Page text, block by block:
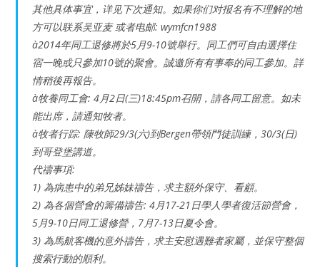
其他具体事宜，详见下次通知。如果你们对报名有不理解的地
方可以联系吴亚麦 或者电邮: wymfcn1988
à2014年同工退修將於5月9-10號舉行。同工們可自由選擇住
宿一晚或只參加10號的聚會。誠邀所有有事奉的同工參加。詳
情稍後再報告。
à牧養同工會: 4月2日(三)18:45pm召開，請各同工留意。如未
能出席，請通知牧者。
à牧者行踪: 陳牧師29/3(六)到Bergen帶領門徒訓練，30/3(日)
到哥登堡講道。
代禱事項:
1) 為病患中的弟兄姊妹禱告，求主額外保守、看顧。
2) 為各個營會的籌備禱告: 4月17-21日學人學者復活節營會，
5月9-10日同工退修營，7月7-13日夏令會。
3) 為馬航客機的意外禱告，求主安慰遇難者家屬，並保守整個
搜索行動的順利。